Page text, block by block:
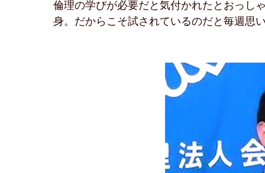
倫理の学びが必要だと気付かれたとおっし
身。だからこそ試されているのだと毎週思